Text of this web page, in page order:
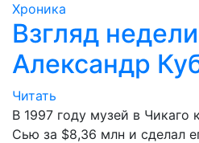
Хроника
Взгляд
Александр
Читать
В 1997 году музей в Чикаго
Сью за $8,36 млн и сделал